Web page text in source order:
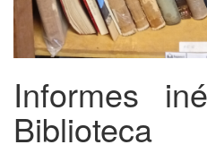
Informes
Biblioteca